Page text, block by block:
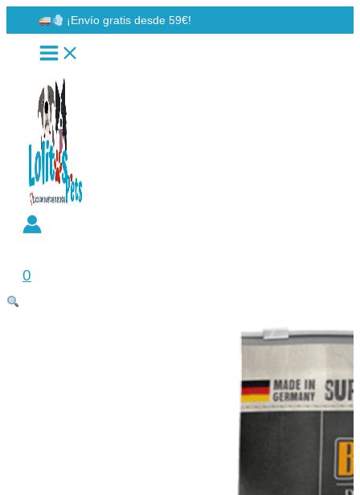
al
contenido
¡Envío gratis desde 59€!
0